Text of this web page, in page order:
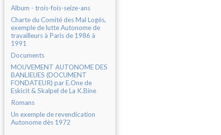
Album - trois-fois-seize-ans
Charte du Comité des Mal Logés,
exemple de lutte Autonome de
travailleurs à Paris de 1986 à
1991
Documents
MOUVEMENT AUTONOME DES
BANLIEUES (DOCUMENT
FONDATEUR) par E.One de
Eskicit & Skalpel de La K.Bine
Romans
Un exemple de revendication
Autonome dès 1972